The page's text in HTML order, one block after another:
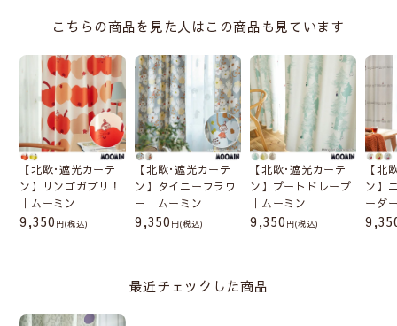
こちらの商品を見た人はこの商品も見ています
【北欧･遮光カーテ
ン】リンゴガブリ！
｜ムーミン
9,350 (税込)
【北欧･遮光カーテ
ン】タイニーフラワ
ー｜ムーミン
9,350 (税込)
【北欧･遮光カーテ
ン】プートドレープ
｜ムーミン
9,350 (税込)
【北
ン】
ーダ
最近チェックした商品